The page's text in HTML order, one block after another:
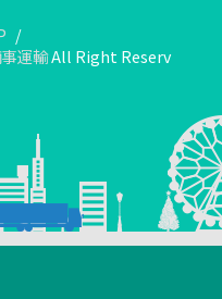
運輸All Right Reserv